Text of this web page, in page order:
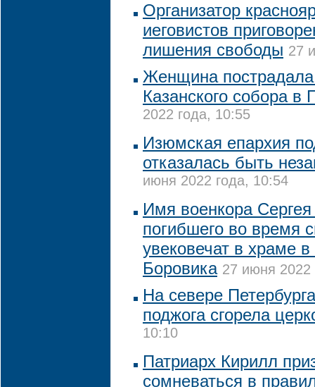
Организатор
иеговистов
лишения свободы 27
Женщина пострадала
Казанского собора в
2022 года, 10:55
Изюмская епархия
отказалась быть
июня 2022 года, 10:54
Имя военкора
погибшего во время
увековечат в храме
Боровика 27 июня 2022
На севере
поджога сгорела
10:10
Патриарх Кирилл
сомневаться в